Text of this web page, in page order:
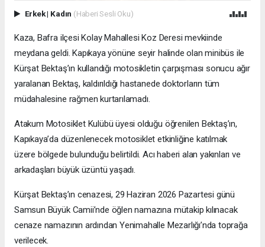
Erkek| Kadın (Haberi Sesli Oku)
Kaza, Bafra ilçesi Kolay Mahallesi Koz Deresi mevkiinde
meydana geldi. Kapıkaya yönüne seyir halinde olan minibüs ile
Kürşat Bektaş’ın kullandığı motosikletin çarpışması sonucu ağır
yaralanan Bektaş, kaldırıldığı hastanede doktorların tüm
müdahalesine rağmen kurtarılamadı.
Atakum Motosiklet Kulübü üyesi olduğu öğrenilen Bektaş’ın,
Kapıkaya’da düzenlenecek motosiklet etkinliğine katılmak
üzere bölgede bulunduğu belirtildi. Acı haberi alan yakınları ve
arkadaşları büyük üzüntü yaşadı.
Kürşat Bektaş’ın cenazesi, 29 Haziran 2026 Pazartesi günü
Samsun Büyük Camii’nde öğlen namazına mütakip kılınacak
cenaze namazının ardından Yenimahalle Mezarlığı’nda toprağa
verilecek.